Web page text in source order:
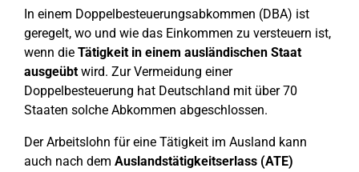
In einem Doppelbesteuerungsabkommen (DBA) ist
geregelt, wo und wie das Einkommen zu versteuern ist,
wenn die Tätigkeit in einem ausländischen Staat
ausgeübtwird. Zur Vermeidung einer
Doppelbesteuerung hat Deutschland mit über 70
Staaten solche Abkommen abgeschlossen.
Der Arbeitslohn für eine Tätigkeit im Ausland kann
auch nach dem Auslandstätigkeitserlass (ATE)